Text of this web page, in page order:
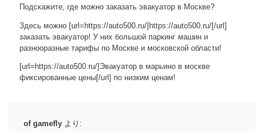
Подскажите, где можно заказать эвакуатор в Москве?
Здесь можно [url=https://auto500.ru/]https://auto500.ru/[/url]
заказать эвакуатор! У них большой паркинг машин и
разнооразные тарифы по Москве и московской области!
[url=https://auto500.ru/]Эвакуатор в марьино в москве
фиксированные цены[/url] по низким ценам!
of gamefly より: